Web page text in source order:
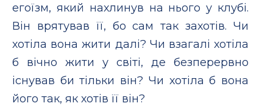
егоїзм, який нахлинув на нього у клубі.
Він врятував її, бо сам так захотів. Чи
хотіла вона жити далі? Чи взагалі хотіла
б вічно жити у світі, де безперервно
існував би тільки він? Чи хотіла б вона
його так, як хотів її він?